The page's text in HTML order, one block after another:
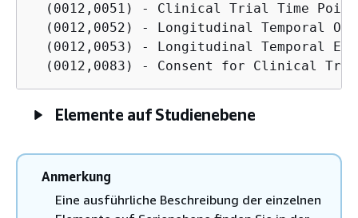
(0012,0051) - Clinical Trial Time
(0012,0052) - Longitudinal Temporal
(0012,0053) - Longitudinal Temporal
Elemente auf Studienebene
Anmerkung
Eine ausführliche Beschreibung der einzelnen